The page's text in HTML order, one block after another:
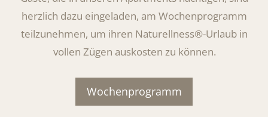
herzlich dazu eingeladen, am Wochenprogramm
teilzunehmen, um ihren Naturellness®-Urlaub in
vollen Zügen auskosten zu können.
Wochenprogramm